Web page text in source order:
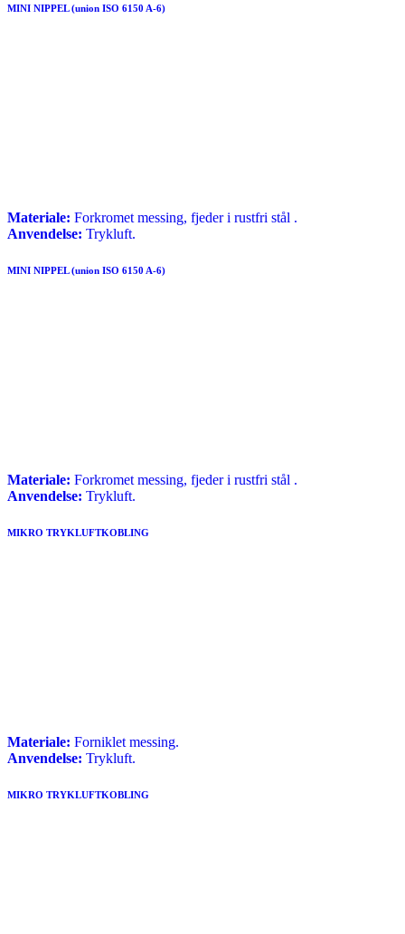
MINI NIPPEL (union ISO 6150 A-6)
Materiale: Forkromet messing, fjeder i rustfri stål .
Anvendelse: Trykluft.
MINI NIPPEL (union ISO 6150 A-6)
Materiale: Forkromet messing, fjeder i rustfri stål .
Anvendelse: Trykluft.
MIKRO TRYKLUFTKOBLING
Materiale: Forniklet messing.
Anvendelse: Trykluft.
MIKRO TRYKLUFTKOBLING